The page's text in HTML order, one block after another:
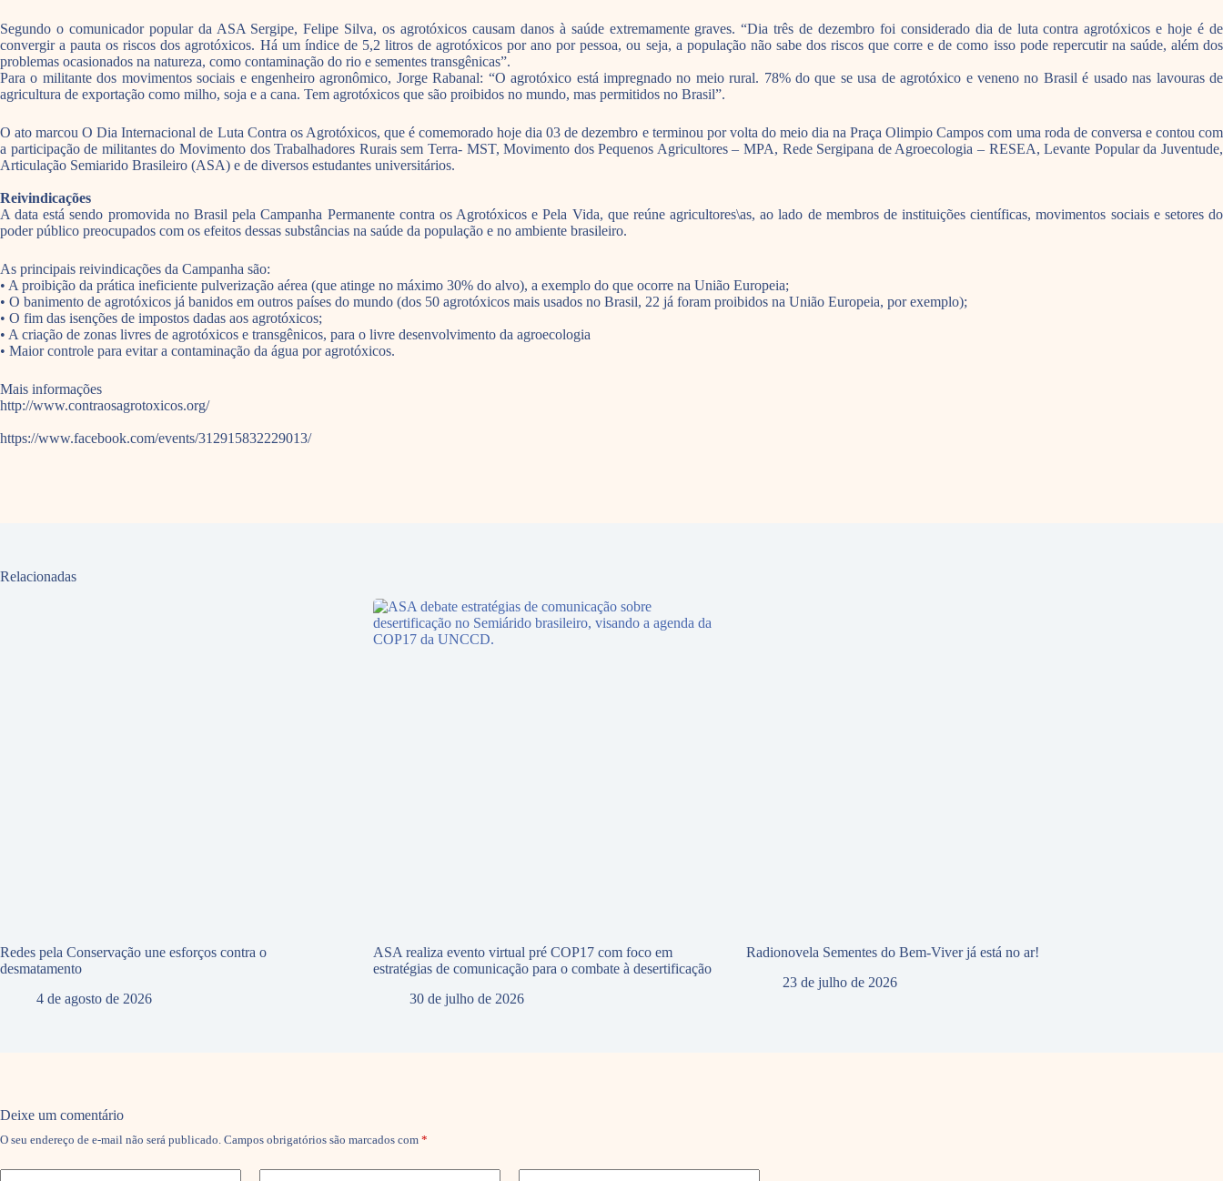
Segundo o comunicador popular da ASA Sergipe, Felipe Silva, os agrotóxicos causam danos à saúde extremamente graves. “Dia três de dezembro foi considerado dia de luta contra agrotóxicos e hoje é de
convergir a pauta os riscos dos agrotóxicos. Há um índice de 5,2 litros de agrotóxicos por ano por pessoa, ou seja, a população não sabe dos riscos que corre e de como isso pode repercutir na saúde, além dos
problemas ocasionados na natureza, como contaminação do rio e sementes transgênicas”.
Para o militante dos movimentos sociais e engenheiro agronômico, Jorge Rabanal: “O agrotóxico está impregnado no meio rural. 78% do que se usa de agrotóxico e veneno no Brasil é usado nas lavouras de
agricultura de exportação como milho, soja e a cana. Tem agrotóxicos que são proibidos no mundo, mas permitidos no Brasil”.
O ato marcou O Dia Internacional de Luta Contra os Agrotóxicos, que é comemorado hoje dia 03 de dezembro e terminou por volta do meio dia na Praça Olimpio Campos com uma roda de conversa e contou com
a participação de militantes do Movimento dos Trabalhadores Rurais sem Terra- MST, Movimento dos Pequenos Agricultores – MPA, Rede Sergipana de Agroecologia – RESEA, Levante Popular da Juventude,
Articulação Semiarido Brasileiro (ASA) e de diversos estudantes universitários.
Reivindicações
A data está sendo promovida no Brasil pela Campanha Permanente contra os Agrotóxicos e Pela Vida, que reúne agricultores\as, ao lado de membros de instituições científicas, movimentos sociais e setores do
poder público preocupados com os efeitos dessas substâncias na saúde da população e no ambiente brasileiro.
As principais reivindicações da Campanha são:
• A proibição da prática ineficiente pulverização aérea (que atinge no máximo 30% do alvo), a exemplo do que ocorre na União Europeia;
• O banimento de agrotóxicos já banidos em outros países do mundo (dos 50 agrotóxicos mais usados no Brasil, 22 já foram proibidos na União Europeia, por exemplo);
• O fim das isenções de impostos dadas aos agrotóxicos;
• A criação de zonas livres de agrotóxicos e transgênicos, para o livre desenvolvimento da agroecologia
• Maior controle para evitar a contaminação da água por agrotóxicos.
Mais informações
http://www.contraosagrotoxicos.org/
https://www.facebook.com/events/312915832229013/
Relacionadas
Redes pela Conservação une esforços contra o
desmatamento
4 de agosto de 2026
ASA realiza evento virtual pré COP17 com foco em
estratégias de comunicação para o combate à desertificação
30 de julho de 2026
Radionovela Sementes do Bem-Viver já está no ar!
23 de julho de 2026
Deixe um comentário
O seu endereço de e-mail não será publicado. Campos obrigatórios são marcados com *